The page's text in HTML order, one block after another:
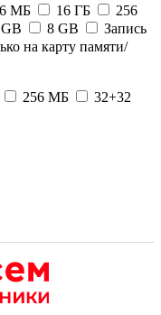
MБ 16 ГБ
256
8 GB
Запись
на карту памяти/
256 МБ
32+32